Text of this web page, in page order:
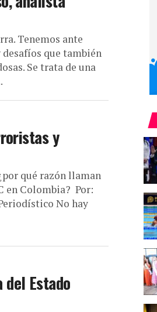
Tenemos ante
desafíos que también
Se trata de una
y
qué razón llaman
en Colombia? Por:
No hay
del Estado